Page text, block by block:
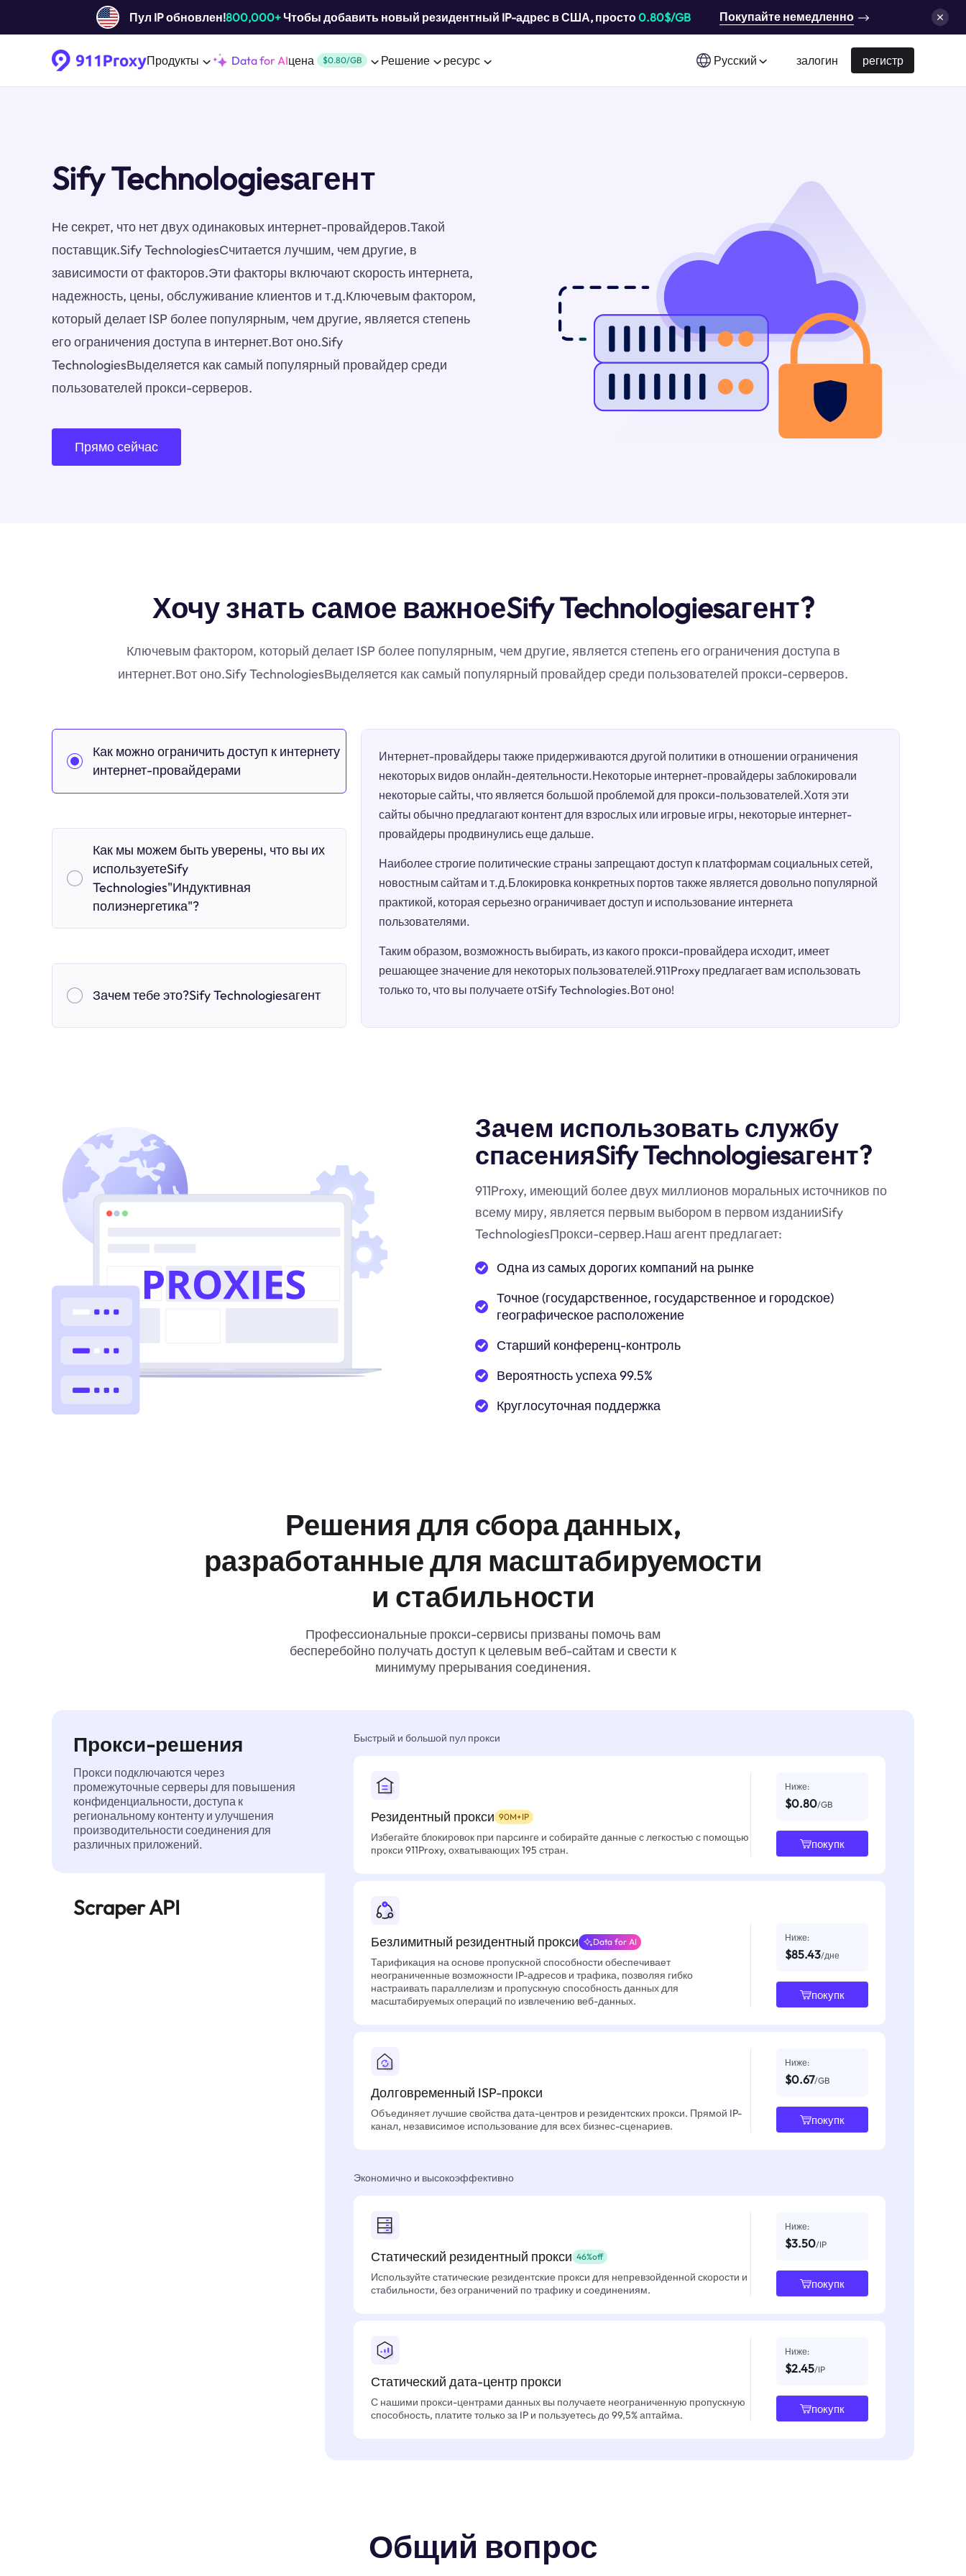
Пул IP обновлен!800,000+Чтобы добавить новый резидентный IP-адрес в США, просто0.80$/GB Покупайте немедленно
Продукты Data for AIцена $0.80/GB Решение ресурс Русский залогин регистр
Sify Technologiesагент
Не секрет, что нет двух одинаковых интернет-провайдеров.Такой
поставщик.Sify TechnologiesСчитается лучшим, чем другие, в
зависимости от факторов.Эти факторы включают скорость интернета,
надежность, цены, обслуживание клиентов и т.д.Ключевым фактором,
который делает ISP более популярным, чем другие, является степень
его ограничения доступа в интернет.Вот оно.Sify
TechnologiesВыделяется как самый популярный провайдер среди
пользователей прокси-серверов.
Прямо сейчас
Хочу знать самое важноеSify Technologiesагент?
Ключевым фактором, который делает ISP более популярным, чем другие, является степень его ограничения доступа в
интернет.Вот оно.Sify TechnologiesВыделяется как самый популярный провайдер среди пользователей прокси-серверов.
Как можно ограничить доступ к интернету
интернет-провайдерами
Как мы можем быть уверены, что вы их
используетеSify
Technologies"Индуктивная
полиэнергетика"?
Зачем тебе это?Sify Technologiesагент
Интернет-провайдеры также придерживаются другой политики в отношении ограничения
некоторых видов онлайн-деятельности.Некоторые интернет-провайдеры заблокировали
некоторые сайты, что является большой проблемой для прокси-пользователей.Хотя эти
сайты обычно предлагают контент для взрослых или игровые игры, некоторые интернет-
провайдеры продвинулись еще дальше.
Наиболее строгие политические страны запрещают доступ к платформам социальных сетей,
новостным сайтам и т.д.Блокировка конкретных портов также является довольно популярной
практикой, которая серьезно ограничивает доступ и использование интернета
пользователями.
Таким образом, возможность выбирать, из какого прокси-провайдера исходит, имеет
решающее значение для некоторых пользователей.911Proxy предлагает вам использовать
только то, что вы получаете отSify Technologies.Вот оно!
Зачем использовать службу
спасенияSify Technologiesагент?
911Proxy, имеющий более двух миллионов моральных источников по
всему миру, является первым выбором в первом изданииSify
TechnologiesПрокси-сервер.Наш агент предлагает:
Одна из самых дорогих компаний на рынке
Точное (государственное, государственное и городское)
географическое расположение
Старший конференц-контроль
Вероятность успеха 99.5%
Круглосуточная поддержка
Решения для сбора данных,
разработанные для масштабируемости
и стабильности
Профессиональные прокси-сервисы призваны помочь вам
бесперебойно получать доступ к целевым веб-сайтам и свести к
минимуму прерывания соединения.
Прокси-решения
Прокси подключаются через
промежуточные серверы для повышения
конфиденциальности, доступа к
региональному контенту и улучшения
производительности соединения для
различных приложений.
Scraper API
Быстрый и большой пул прокси
Резидентный прокси 90M+IP
Избегайте блокировок при парсинге и собирайте данные с легкостью с помощью
прокси 911Proxy, охватывающих 195 стран.
Ниже:
$0.80/GB
покупк
Безлимитный резидентный прокси Data for AI
Тарификация на основе пропускной способности обеспечивает
неограниченные возможности IP-адресов и трафика, позволяя гибко
настраивать параллелизм и пропускную способность данных для
масштабируемых операций по извлечению веб-данных.
Ниже:
$85.43/дне
покупк
Долговременный ISP-прокси
Объединяет лучшие свойства дата-центров и резидентских прокси. Прямой IP-
канал, независимое использование для всех бизнес-сценариев.
Ниже:
$0.67/GB
покупк
Экономично и высокоэффективно
Статический резидентный прокси 46%off
Используйте статические резидентские прокси для непревзойденной скорости и
стабильности, без ограничений по трафику и соединениям.
Ниже:
$3.50/IP
покупк
Статический дата-центр прокси
С нашими прокси-центрами данных вы получаете неограниченную пропускную
способность, платите только за IP и пользуетесь до 99,5% аптайма.
Ниже:
$2.45/IP
покупк
Общий вопрос